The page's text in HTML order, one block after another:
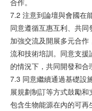
7.2 注意到論壇與會國在
同意遵循互惠互利、共同
加強交流及開展多元合
流和技術培訓。同意支
的情況下，共同開發和合
7.3 同意繼續通過基礎設
展規劃制訂等方式鼓勵
包含生物能源在內的可